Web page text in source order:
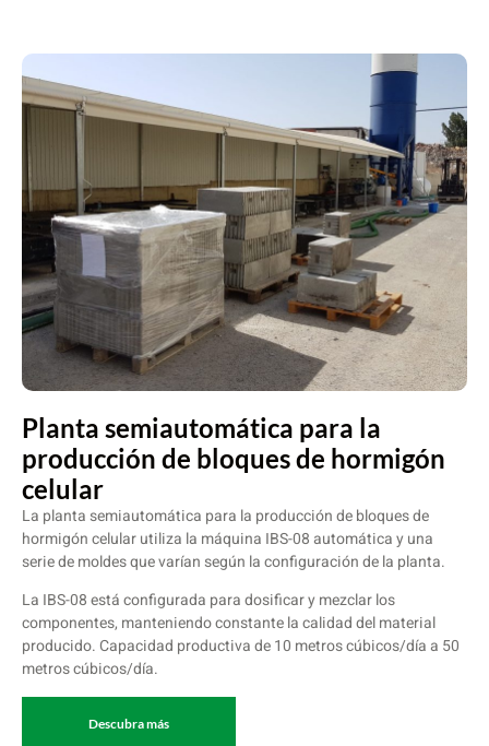
Planta semiautomática para la
producción de bloques de hormigón
celular
La planta semiautomática para la producción de bloques de
hormigón celular utiliza la máquina IBS-08 automática y una
serie de moldes que varían según la configuración de la planta.
La IBS-08 está configurada para dosificar y mezclar los
componentes, manteniendo constante la calidad del material
producido. Capacidad productiva de 10 metros cúbicos/día a 50
metros cúbicos/día.
Descubra más